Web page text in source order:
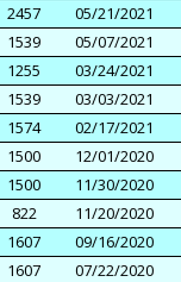
2457
05/21/2021
1539
05/07/2021
1255
03/24/2021
1539
03/03/2021
1574
02/17/2021
1500
12/01/2020
1500
11/30/2020
822
11/20/2020
1607
09/16/2020
1607
07/22/2020